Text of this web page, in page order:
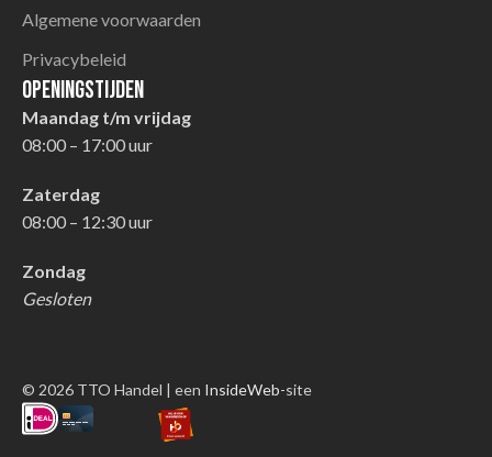
Algemene voorwaarden
Privacybeleid
Openingstijden
Maandag t/m vrijdag
08:00 – 17:00 uur
Zaterdag
08:00 – 12:30 uur
Zondag
Gesloten
© 2026 TTO Handel | een InsideWeb-site